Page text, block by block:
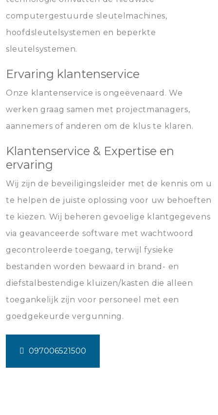
computergestuurde sleutelmachines,
hoofdsleutelsystemen en beperkte
sleutelsystemen.
Ervaring klantenservice
Onze klantenservice is ongeëvenaard. We
werken graag samen met projectmanagers,
aannemers of anderen om de klus te klaren.
Klantenservice & Expertise en
ervaring
Wij zijn de beveiligingsleider met de kennis om u
te helpen de juiste oplossing voor uw behoeften
te kiezen. Wij beheren gevoelige klantgegevens
via geavanceerde software met wachtwoord
gecontroleerde toegang, terwijl fysieke
bestanden worden bewaard in brand- en
diefstalbestendige kluizen/kasten die alleen
toegankelijk zijn voor personeel met een
goedgekeurde vergunning.
097006521500